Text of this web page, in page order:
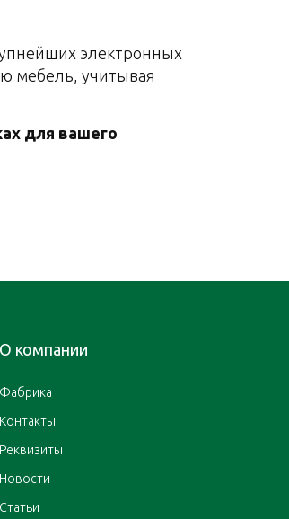
электронных
мебель, учитывая
для вашего
О компании
Фабрика
Контакты
Реквизиты
Новости
Статьи